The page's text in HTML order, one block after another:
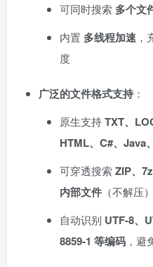
可同时搜索 多个文
内置 多线程加速
度
广泛的文件格式支持：
原生支持TXT、
HTML、C#、Java
可穿透搜索 ZIP、
内部文件 （不解压）
自动识别 UTF-8、
8859-1 等编码 ，避